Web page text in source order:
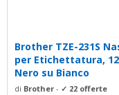
Brother TZE-231S
per Etichettatura,
Nero su Bianco
di Brother - ✓ 22 offerte